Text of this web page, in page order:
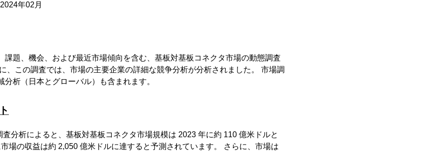
年02月
課題、機会、および最近市場傾向を含む、基板対基板コネクタ市場の動態調査
、この調査では、市場の主要企業の詳細な競争分析が分析されました。 市場調
析（日本とグローバル）も含まれます。
分析によると、基板対基板コネクタ市場規模は 2023 年に約 110 億米ドルと
場の収益は約 2,050 億米ドルに達すると予測されています。 さらに、市場は